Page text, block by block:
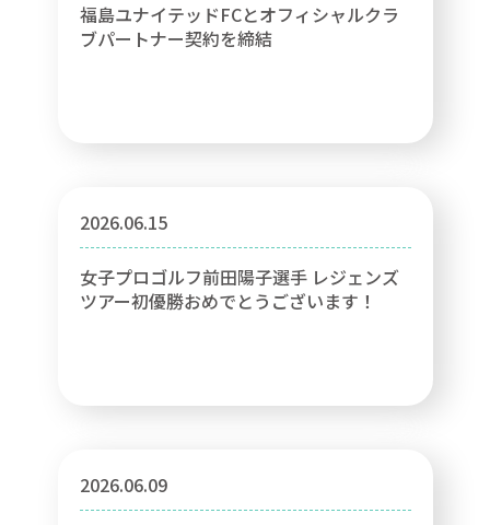
福島ユナイテッドFCとオフィシャルクラ
ブパートナー契約を締結
2026.06.15
女子プロゴルフ前田陽子選手 レジェンズ
ツアー初優勝おめでとうございます！
2026.06.09